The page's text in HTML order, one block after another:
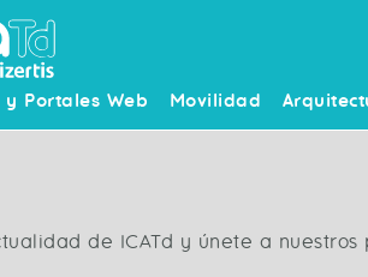
y Portales Web Movilidad
de ICATd y únete a nuestros